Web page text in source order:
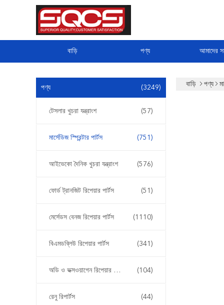
বাড়ি পণ্য আমাদের
পণ্য (3249)
টেসলার খুচরা যন্ত্রাংশ (57)
মার্সেডিজ স্প্রিন্টার পার্টস (751)
আইভেকো দৈনিক খুচরা যন্ত্রাংশ (576)
ফোর্ড ট্রানজিট রিপেয়ার পার্টস (51)
মের্সেডস বেনজ রিপেয়ার পার্টস (1110)
বিএমডব্লিউ রিপেয়ার পার্টস (341)
অডি ও ভক্সওয়াগেন রিপেয়ার পার্টস (104)
রেনু রিপার্টস (44)
বাড়ি পণ্য